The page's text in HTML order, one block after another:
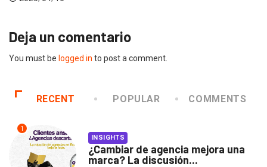
Deja un comentario
You must be logged in to post a comment.
RECENT POPULAR COMMENTS
1
INSIGHTS
¿Cambiar de agencia mejora una
marca? La discusión...